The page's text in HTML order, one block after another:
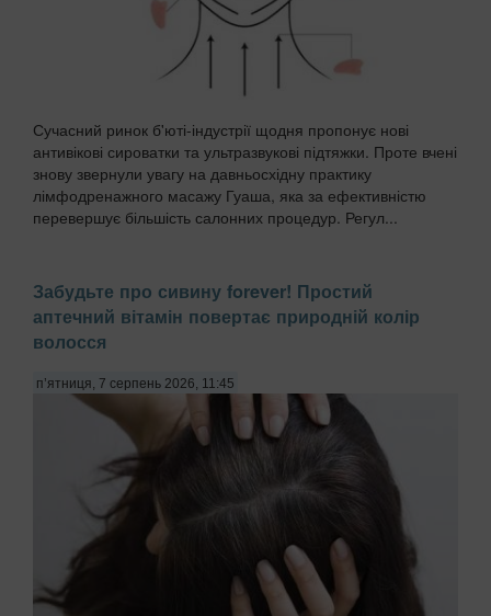
Сучасний ринок б'юті-індустрії щодня пропонує нові
антивікові сироватки та ультразвукові підтяжки. Проте вчені
знову звернули увагу на давньосхідну практику
лімфодренажного масажу Гуаша, яка за ефективністю
перевершує більшість салонних процедур. Регул...
Забудьте про сивину forever! Простий
аптечний вітамін повертає природній колір
волосся
п’ятниця, 7 серпень 2026, 11:45